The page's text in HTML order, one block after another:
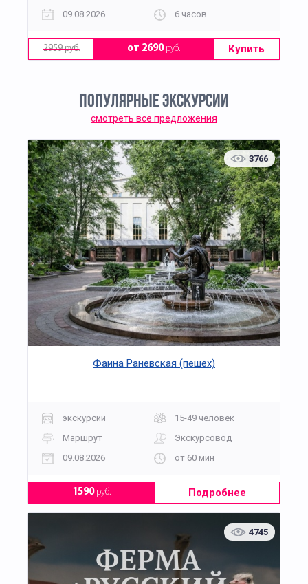
09.08.2026
6 часов
2959 руб. от 2690руб. Купить
ПОПУЛЯРНЫЕ ЭКСКУРСИИ
смотреть все предложения
3766
Фаина Раневская (пешех)
экскурсии
15-49 человек
Маршрут
Экскурсовод
09.08.2026
от 60 мин
1590руб. Подробнее
4745